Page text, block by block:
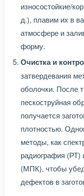
износостойкие/
д.), плавим их в
атмосфере и
форму.
Очистка и
затвердевания
оболочки. После
пескоструйная
получается
плотностью.
методы, как
радиография (РТ)
(МПК), чтобы
дефектов в